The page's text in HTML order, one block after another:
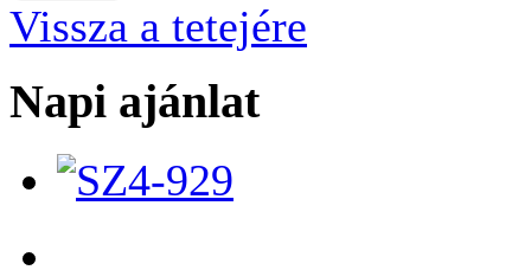
Vissza a tetejére
Napi ajánlat